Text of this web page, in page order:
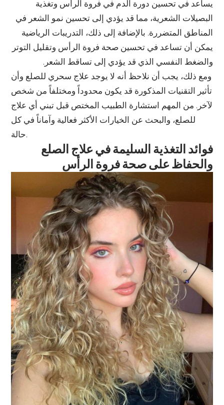
يساعد في تحسين دورة الدم في فروة الرأس وتغذية
البصيلات الشعرية، مما قد يؤدي إلى تحسين نمو الشعر في
المناطق المتضررة. بالإضافة إلى ذلك، التدريبات الرياضية
يمكن أن تساعد في تحسين صحة فروة الرأس وتقليل التوتر
والضغط النفسي الذي قد يؤدي إلى تساقط الشعر.
ومع ذلك، يجب أن نلاحظ أنه لا يوجد علاج سحري للصلع وأن
تأثير التقنيات المذكورة قد يكون محدوداً ومختلفاً من شخص
لآخر. من المهم استشارة الطبيب المختص قبل تبني أي علاج
للصلع، والبحث عن الخيارات الأكثر فعالية وآماناً في كل
حالة.
فوائد التغذية السليمة في علاج الصلع
والحفاظ على صحة فروة الرأس